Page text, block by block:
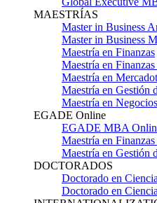
MAESTRÍAS
Master in Business
Master in Business
Maestría en Finanzas
Maestría en
Maestría en
Maestría en Gestión
Maestría en
EGADE Online
EGADE MBA
Maestría en
Maestría en Gestión
DOCTORADOS
Doctorado en
Doctorado en